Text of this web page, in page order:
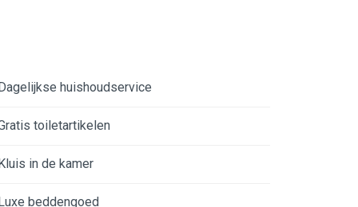
huishoudservice
toiletartikelen
in de kamer
beddengoed